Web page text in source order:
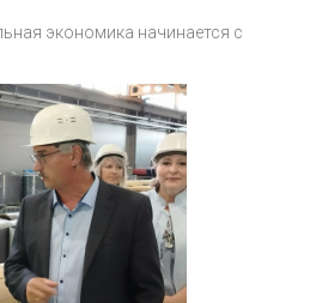
экономика начинается с